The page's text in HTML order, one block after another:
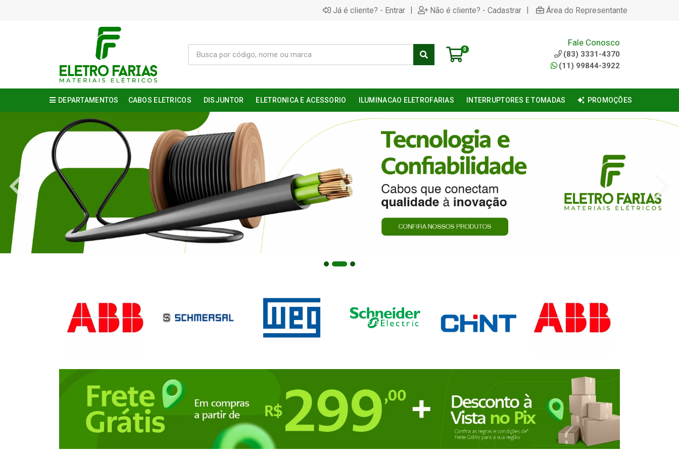
Já é cliente? - Entrar | Não é cliente? - Cadastrar | Área do Representante
0
Fale Conosco
(83) 3331-4370
(11) 99844-3922
DEPARTAMENTOS CABOS ELETRICOS DISJUNTOR ELETRONICA E ACESSORIO ILUMINACAO ELETROFARIAS INTERRUPTORES E TOMADAS PROMOÇÕES